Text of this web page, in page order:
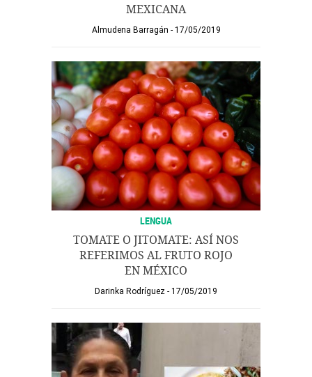
MEXICANA
Almudena Barragán 17/05/2019
LENGUA
TOMATE O JITOMATE: ASÍ NOS
REFERIMOS AL FRUTO ROJO
EN MÉXICO
Darinka Rodríguez 17/05/2019